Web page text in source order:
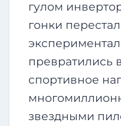
гулом
гонки
превратились
спортивное
звездными